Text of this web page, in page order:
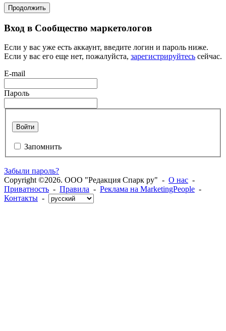
Продолжить
Вход в Сообщество маркетологов
Если у вас уже есть аккаунт, введите логин и пароль ниже.
Если у вас его еще нет, пожалуйста, зарегистрируйтесь сейчас.
E-mail
Пароль
Войти
Запомнить
Забыли пароль?
Copyright ©2026. ООО "Редакция Спарк ру" - О нас -
Приватность - Правила - Реклама на MarketingPeople -
Контакты -